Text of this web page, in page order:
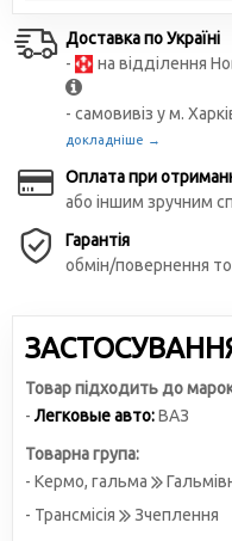
Доставка по Україні
-
на відділення
- самовивіз у м.
докладніше →
Оплата при
або іншим зручним
Гарантія
обмін/повернення
Товар підходить до
-Легковые авто:ВАЗ
Товарна група:
- Кермо, гальма
- Трансмісія
Зчеплення